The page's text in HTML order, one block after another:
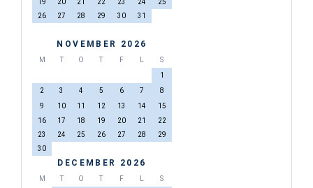
19 20 21 22 23 24
25
26
27 28 29 30 31
NOVEMBER 2026
M O F L
S
1
2
3 4 5 6 7
8
9
10 11 12 13 14
15
16
17 18 19 20 21
22
23
24 25 26 27 28
29
30
DECEMBER 2026
M O F L
S